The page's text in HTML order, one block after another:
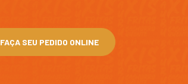
FAÇA SEU PEDIDO ONLINE